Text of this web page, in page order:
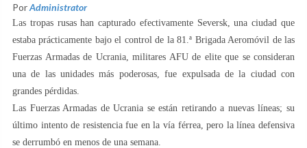
PorAdministrator
Las tropas rusas han capturado efectivamente Seversk, una ciudad que
estaba prácticamente bajo el control de la 81.ª Brigada Aeromóvil de las
Fuerzas Armadas de Ucrania, militares AFU de elite que se consideran
una de las unidades más poderosas, fue expulsada de la ciudad con
grandes pérdidas.
Las Fuerzas Armadas de Ucrania se están retirando a nuevas líneas; su
último intento de resistencia fue en la vía férrea, pero la línea defensiva
se derrumbó en menos de una semana.